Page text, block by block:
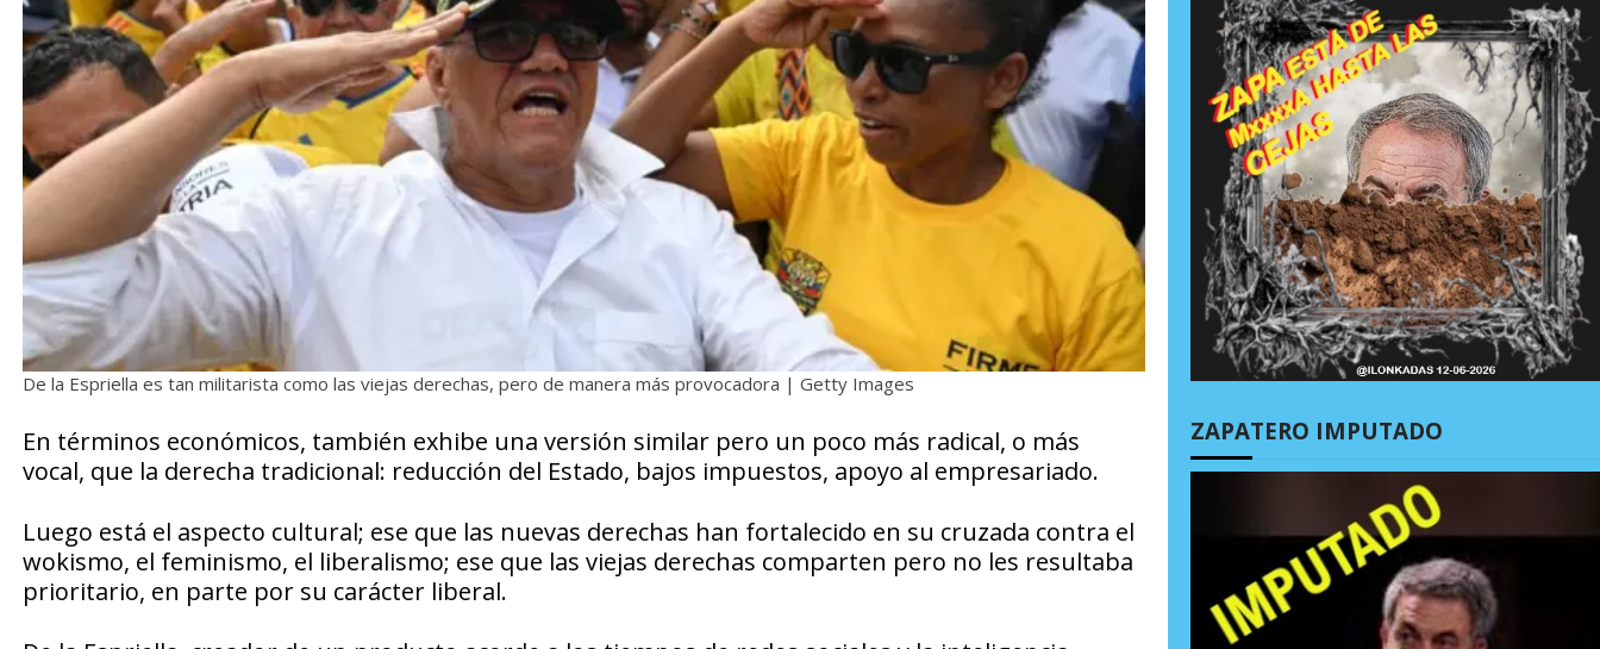
De la Espriella es tan militarista como las viejas derechas, pero de manera más provocadora | Getty Images
En términos económicos, también exhibe una versión similar pero un poco más radical, o más
vocal, que la derecha tradicional: reducción del Estado, bajos impuestos, apoyo al empresariado.
Luego está el aspecto cultural; ese que las nuevas derechas han fortalecido en su cruzada contra el
wokismo, el feminismo, el liberalismo; ese que las viejas derechas comparten pero no les resultaba
prioritario, en parte por su carácter liberal.
ZAPATERO IMPUTADO